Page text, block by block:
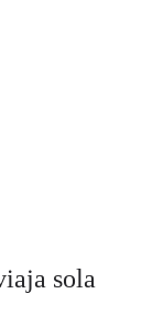
sola